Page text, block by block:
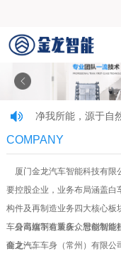
COMPANY
厦门金龙汽车智能科技有限
要控股企业，业务布局涵盖白
构件及再制造业务四大核心板
车身高端制造装备、智能制造
商之一。
公司旗下有重庆众思创智能
金龙汽车车身（常州）有限公